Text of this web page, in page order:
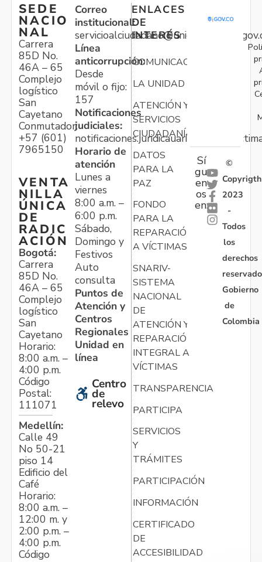
SEDE
NACIO
NAL
Carrera
85D No.
46A – 65
Complejo
logístico
San
Cayetano
Conmutador:
+57 (601)
7965150
VENTA
NILLA
ÚNICA
DE
RADIC
ACIÓN
Bogotá:
Carrera
85D No.
46A – 65
Complejo
logístico
San
Cayetano
Horario:
8:00 a.m. –
4:00 p.m.
Código
Postal:
111071
Medellín:
Calle 49
No 50-21
piso 14
Edificio del
Café
Horario:
8:00 a.m. –
12:00 m. y
2:00 p.m. –
4:00 p.m.
Código
Correo
institucional:
Línea
anticorrupción:
Desde
móvil o fijo:
157
Notificaciones
judiciales:
Horario de
atención
Lunes a
viernes
8:00 a.m. –
6:00 p.m.
Sábado,
Domingo y
Festivos
Auto
consulta
Puntos de
Atención y
Centros
Regionales
Unidad en
línea
Centro
de
relevo
ENLACES
DE
INTERÉS
COMUNICACIONES
LA UNIDAD
ATENCIÓN Y
SERVICIOS
CIUDADANÍA
DATOS
PARA LA
PAZ
FONDO
PARA LA
REPARACIÓN
A VÍCTIMAS
SNARIV-
SISTEMA
NACIONAL
DE
ATENCIÓN Y
REPARACIÓN
INTEGRAL A
VÍCTIMAS
TRANSPARENCIA
PARTICIPA
SERVICIOS
Y
TRÁMITES
PARTICIPACIÓN
INFORMACIÓN
CERTIFICADO
DE
ACCESIBILIDAD
Sí
gu
en
os
en:
©
Copyrigth
2023
-
Todos
los
derechos
Gobierno
de
Colombia